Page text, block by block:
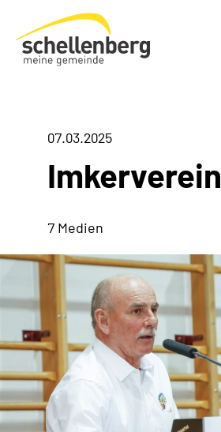
Gemeinde Schellenberg Startseite
07.03.2025
Imkerverein
7 Medien